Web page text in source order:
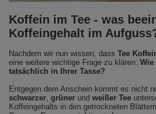
Koffein im Tee - was
Koffeingehalt im
Nachdem wir nun wissen, dass Tee
eine weitere wichtige Frage zu klären: Wie
tatsächlich in Ihrer Tasse?
Entgegen dem Anschein kommt es nicht
schwarzer, grüner und weißer Tee
Koffeingehalts in den getrockneten